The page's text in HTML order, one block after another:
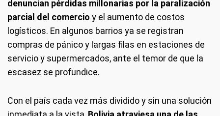
denuncian pérdidas millonarias por la paralización
parcial del comercio y el aumento de costos
logísticos. En algunos barrios ya se registran
compras de pánico y largas filas en estaciones de
servicio y supermercados, ante el temor de que la
escasez se profundice.
Con el país cada vez más dividido y sin una solución